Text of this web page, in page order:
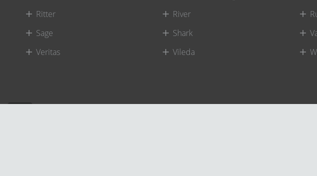
Ritter
River
Sage
Shark
Veritas
Vileda